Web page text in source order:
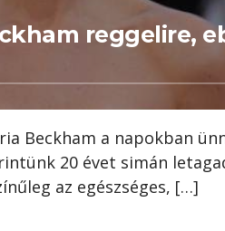
reggelire,
Beckham a napokban
20 évet simán
az egészséges, […]